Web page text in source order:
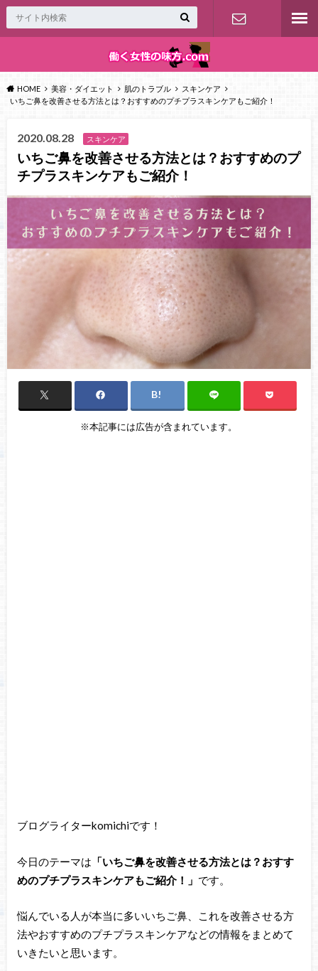
HOME 美容・ダイエット 肌のトラブル
スキンケア
いちご鼻を改善させる方法とは？おすすめのプチプラスキンケアもご紹介！
2020.08.28 スキンケア
いちご鼻を改善させる方法とは？おすすめのプ
チプラスキンケアもご紹介！
※本記事には広告が含まれています。
ブログライターkomichiです！
今日のテーマは 「いちご鼻を改善させる方法とは？おすす
めのプチプラスキンケアもご紹介！」 です。
悩んでいる人が本当に多いいちご鼻、これを改善させる方
法やおすすめのプチプラスキンケアなどの情報をまとめて
いきたいと思います。